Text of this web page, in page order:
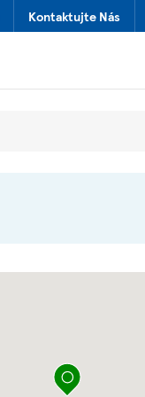
Kontaktujte Nás
připíchnout špendlík